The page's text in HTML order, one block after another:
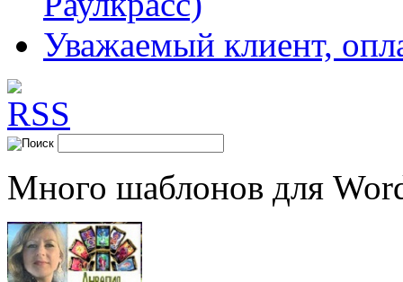
Уважаемый клиент,
Много шаблонов для